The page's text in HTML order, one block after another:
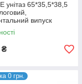
унітаз 65*35,5*38,5
випуск
₴
0 грн.